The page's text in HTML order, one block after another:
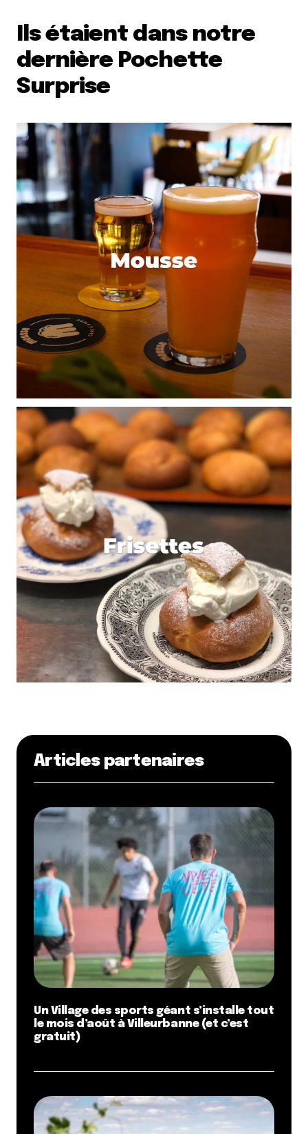
Ils étaient dans notre
dernière Pochette
Surprise
Articles partenaires
Un Village des sports géant s’installe tout
le mois d’août à Villeurbanne (et c’est
gratuit)